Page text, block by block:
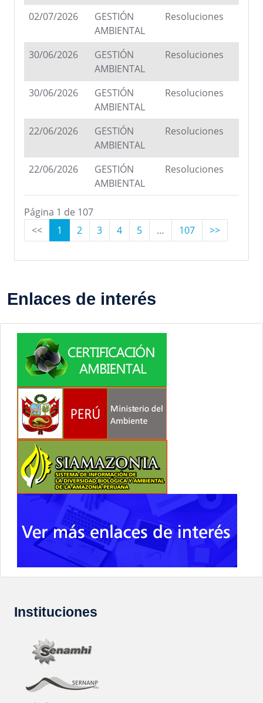
02/07/2026
GESTIÓN
AMBIENTAL
Resoluciones
30/06/2026
GESTIÓN
AMBIENTAL
Resoluciones
30/06/2026
GESTIÓN
AMBIENTAL
Resoluciones
22/06/2026
GESTIÓN
AMBIENTAL
Resoluciones
22/06/2026
GESTIÓN
AMBIENTAL
Resoluciones
Página 1 de 107
<<
1 2 3 4 5 … 107 >>
Enlaces de interés
Instituciones